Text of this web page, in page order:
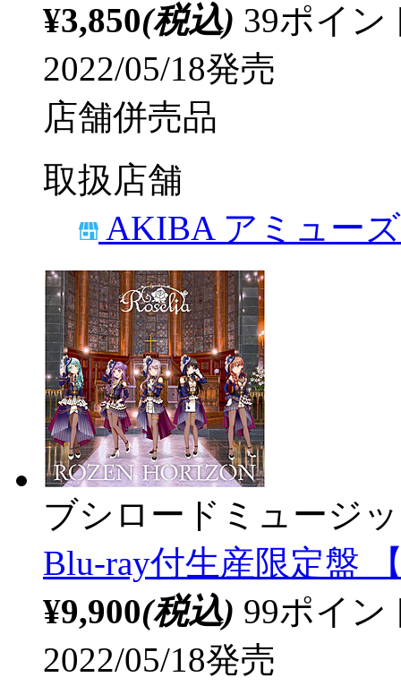
¥3,850(税込) 39ポイ
2022/05/18発売
店舗併売品
取扱店舗
AKIBA アミュー
ブシロードミュージ
Blu-ray付生産限定盤
¥9,900(税込) 99ポイ
2022/05/18発売